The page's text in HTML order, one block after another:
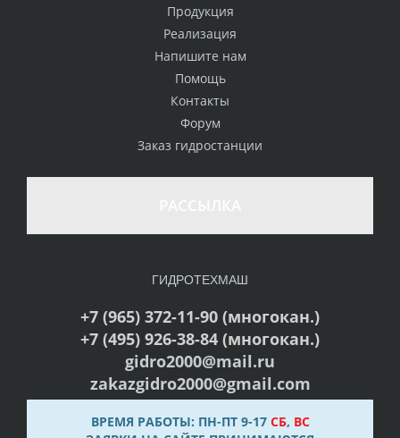
Продукция
Реализация
Напишите нам
Помощь
Контакты
Форум
Заказ гидростанции
ГИДРОТЕХМАШ
+7 (965) 372-11-90 (многокан.)
+7 (495) 926-38-84 (многокан.)
gidro2000@mail.ru
zakazgidro2000@gmail.com
ВРЕМЯ РАБОТЫ: ПН-ПТ 9-17 СБ, ВС